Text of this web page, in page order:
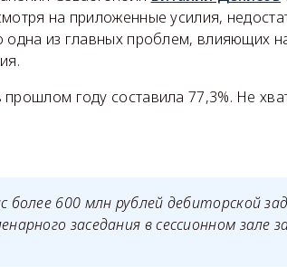
на приложенные усилия,
одна из главных проблем, влияющих
году составила 77,3%. Не
более 600 млн рублей дебиторской
заседания в сессионном зале